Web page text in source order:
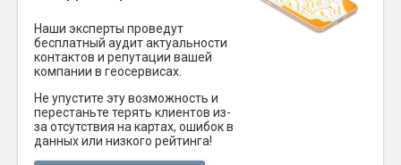
Наши эксперты проведут
бесплатный аудит актуальности
контактов и репутации вашей
компании в геосервисах.
Не упустите эту возможность и
перестаньте терять клиентов из-
за отсутствия на картах, ошибок в
данных или низкого рейтинга!